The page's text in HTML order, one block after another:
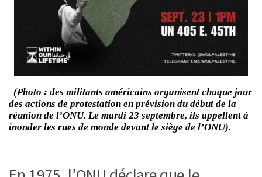
(Photo : des militants américains organisent chaque jour
des actions de protestation en prévision du début de la
réunion de l’ONU. Le mardi 23 septembre, ils appellent à
inonder les rues de monde devant le siège de l’ONU).